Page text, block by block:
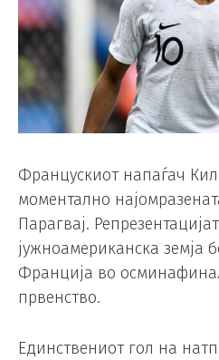
Францускиот напаѓач
моментално
Парагвај.
јужноамериканска
Франција во
првенство.
Единствениот гол на